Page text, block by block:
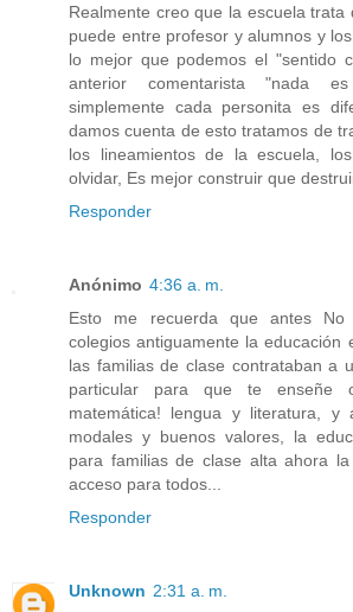
Realmente creo que la escuela
puede entre profesor y alumnos y
lo mejor que podemos el "sentido
anterior comentarista "nada
simplemente cada personita es
damos cuenta de esto tratamos de
los lineamientos de la escuela,
olvidar, Es mejor construir que
Responder
Anónimo 4:36 a. m.
Esto me recuerda que antes No
colegios antiguamente la educación
las familias de clase contrataban a
particular para que te
matemática! lengua y literatura, y
modales y buenos valores, la
para familias de clase alta ahora
acceso para todos...
Responder
Unknown 2:31 a. m.